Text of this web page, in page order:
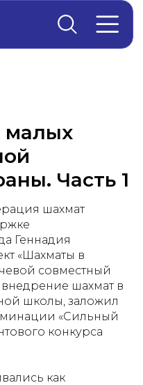
малых
Часть 1
шахмат
Геннадия
«Шахматы в
совместный
шахмат в
школы, заложил
«Сильный
конкурса
как